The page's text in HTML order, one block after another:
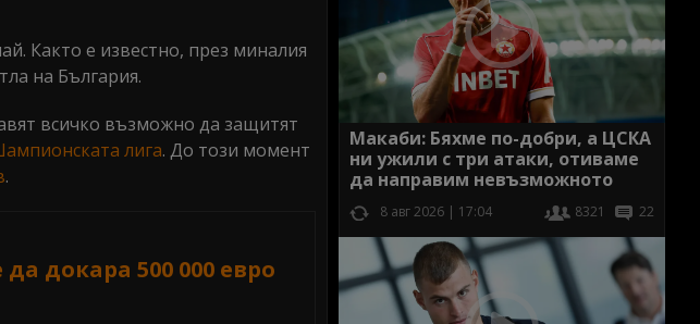
Както е известно, през миналия
на България.
всичко възможно да защитят
лига. До този момент
.
докара 500 000 евро
Макаби: Бяхме по-добри, а ЦСКА
ни ужили с три атаки, отиваме
да направим невъзможното
8 авг 2026 | 17:04 8321 22